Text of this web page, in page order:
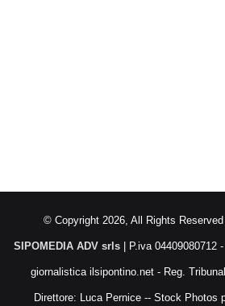
© Copyright 2026, All Rights
SIPOMEDIA ADV srls | P.iva
giornalistica ilsipontino.net - Reg.
Direttore: Luca Pernice -- Stock Photos